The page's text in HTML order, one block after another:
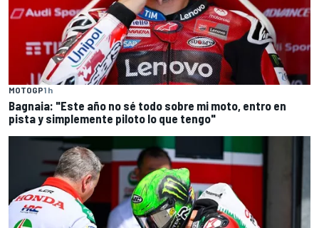
MOTOGP1 h
Bagnaia: "Este año no sé todo sobre mi moto, entro en
pista y simplemente piloto lo que tengo"